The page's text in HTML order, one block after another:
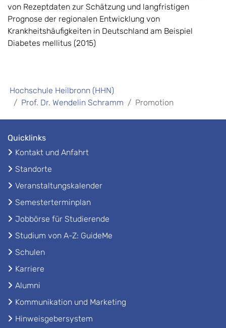
von Rezeptdaten zur Schätzung und langfristigen
Prognose der regionalen Entwicklung von
Krankheitshäufigkeiten in Deutschland am Beispiel
Diabetes mellitus (2015)
Hochschule Heilbronn (HHN)
Prof. Dr. Wendelin Schramm
Promotion
Quicklinks
Kontakt und Anfahrt
Standorte
Veranstaltungskalender
Semesterterminplan
Jobbörse für Studierende
Studium von A-Z: GuideMe
Schulen
Karriere
Alumni
Kommunikation und Marketing
Hinweisgebersystem